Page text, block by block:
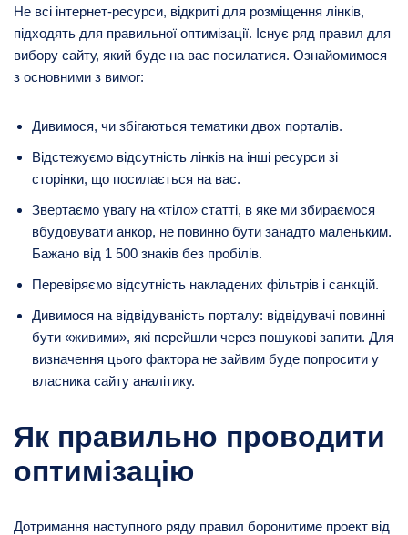
Не всі інтернет-ресурси, відкриті для розміщення лінків,
підходять для правильної оптимізації. Існує ряд правил для
вибору сайту, який буде на вас посилатися. Ознайомимося
з основними з вимог:
Дивимося, чи збігаються тематики двох порталів.
Відстежуємо відсутність лінків на інші ресурси зі
сторінки, що посилається на вас.
Звертаємо увагу на «тіло» статті, в яке ми збираємося
вбудовувати анкор, не повинно бути занадто маленьким.
Бажано від 1 500 знаків без пробілів.
Перевіряємо відсутність накладених фільтрів і санкцій.
Дивимося на відвідуваність порталу: відвідувачі повинні
бути «живими», які перейшли через пошукові запити. Для
визначення цього фактора не зайвим буде попросити у
власника сайту аналітику.
Як правильно проводити
оптимізацію
Дотримання наступного ряду правил боронитиме проект від